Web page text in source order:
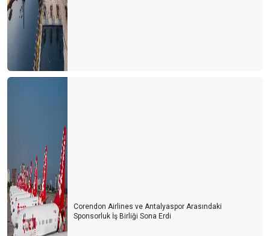
TOBB havacılık sektör raporu-ıı
TOBB Türkiye sivil havacılık sektör raporu
Kur seviyesi korunmalı, faizler aşağıya çekilmeli
Vermek ve almak
FAİZ ARTIŞLARININ TURİZM SEKTÖRÜNE ETKİSİ
Erken seçim Turizm ekonomisini nasıl etkileyecek?
Kur, faiz ve yakıt fiyatlarının turizme etkisi
Bağımsız denetim nasıl olmalı?
Corendon Airlines ve Antalyaspor Arasındaki
Sponsorluk İş Birliği Sona Erdi